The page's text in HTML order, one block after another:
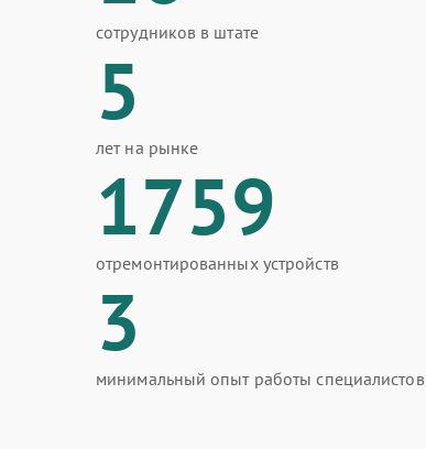
сотрудников в штате
5
лет на рынке
1759
отремонтированных устройств
3
минимальный опыт работы специалистов